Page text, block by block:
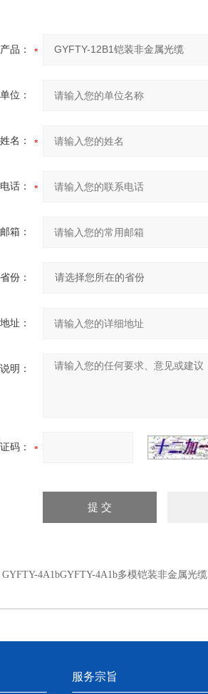
产品：
位：
名：
话：
箱：
省份：
址：
明：
码：
GYFTY-4A1bGYFTY-4A1b多模铠装非金属光缆
服务宗旨